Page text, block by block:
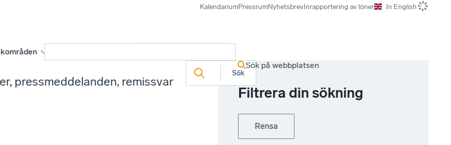
KalendariumPressrumNyhetsbrevInrapportering av löner In English
Sök på webbplatsen
pressmeddelanden, remissvar
Filtrera din sökning
Rensa
Sök